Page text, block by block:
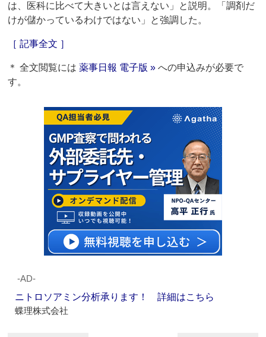
は、医科に比べて大きいとは言えない」と説明。「調剤だ
けが儲かっているわけではない」と強調した。
［ 記事全文 ］
＊ 全文閲覧には薬事日報 電子版 » への申込みが必要で
す。
‐AD‐
ニトロソアミン分析承ります！ 詳細はこちら
蝶理株式会社